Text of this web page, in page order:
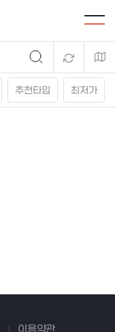
추천타입 최저가
이용약관